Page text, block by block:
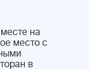
на
место с
в